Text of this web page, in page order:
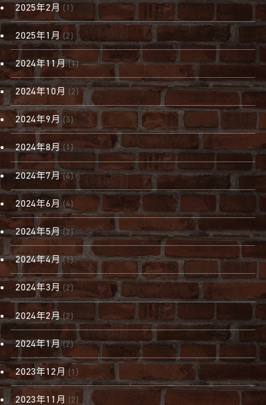
2025年2月 (1)
2025年1月 (2)
2024年11月(1)
2024年10月 (2)
2024年9月(3)
2024年8月(1)
2024年7月(4)
2024年6月 (4)
2024年5月(2)
2024年4月(1)
2024年3月 (2)
2024年2月(2)
2024年1月(2)
2023年12月 (1)
2023年11月 (2)